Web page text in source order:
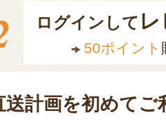
ログインして
50ポイント
送計画を初めてご